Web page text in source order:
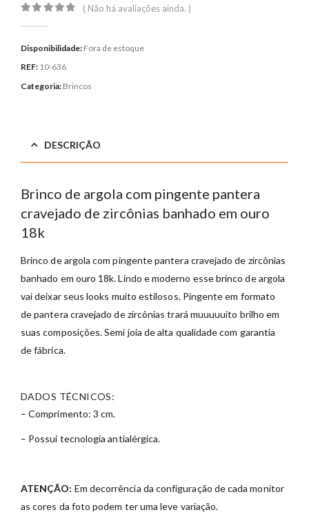
( Não há avaliações ainda. )
Disponibilidade: Fora de estoque
REF: 10-636
Categoria: Brincos
DESCRIÇÃO
Brinco de argola com pingente pantera
cravejado de zircônias banhado em ouro
18k
Brinco de argola com pingente pantera cravejado de zircônias
banhado em ouro 18k. Lindo e moderno esse brinco de argola
vai deixar seus looks muito estilosos. Pingente em formato
de pantera cravejado de zircônias trará muuuuuito brilho em
suas composições. Semi joia de alta qualidade com garantia
de fábrica.
DADOS TÉCNICOS:
– Comprimento: 3 cm.
– Possui tecnologia antialérgica.
ATENÇÃO: Em decorrência da configuração de cada monitor
as cores da foto podem ter uma leve variação.